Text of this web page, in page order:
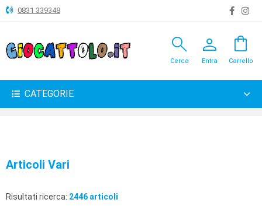
ANIMALI
BAMBOLE
GIOCHI
0831 339348
search
Cerca
person
Entra
shopping_bag
Carrello
CATEGORIE
Articoli Vari
Risultati ricerca: 2446 articoli